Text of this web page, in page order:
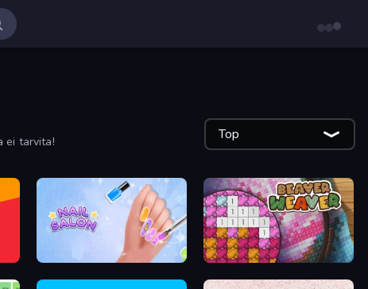
ei tarvita! Top
Nail Salon Beaver Weaver